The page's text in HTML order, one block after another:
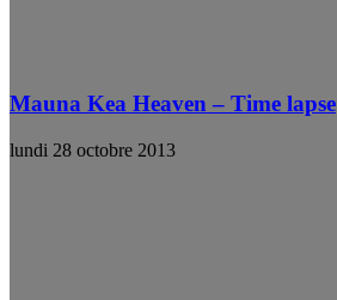
Mauna Kea Heaven – Time lapse
lundi 28 octobre 2013